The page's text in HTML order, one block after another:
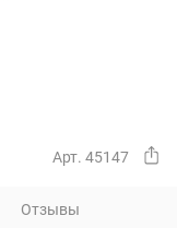
Арт. 45147
Отзывы